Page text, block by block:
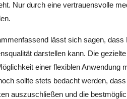
Nur durch eine vertrauensvolle
lässt sich sagen, dass
darstellen kann. Die
einer flexiblen Anwendung
sollte stets bedacht werden,
auszuschließen und die